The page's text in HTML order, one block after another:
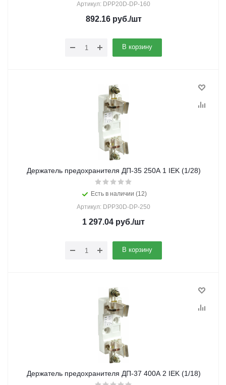
Артикул: DPP20D-DP-160
892.16руб./шт
В корзину
Держатель предохранителя ДП-35 250А 1 IEK (1/28)
Есть в наличии (12)
Артикул: DPP30D-DP-250
1 297.04 руб./шт
В корзину
Держатель предохранителя ДП-37 400А 2 IEK (1/18)